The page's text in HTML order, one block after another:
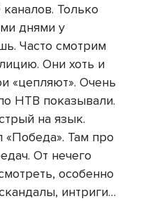
Только
днями у
Часто смотрим
Они хоть и
«цепляют». Очень
НТВ показывали.
на язык.
«Победа». Там про
От нечего
особенно
интриги…